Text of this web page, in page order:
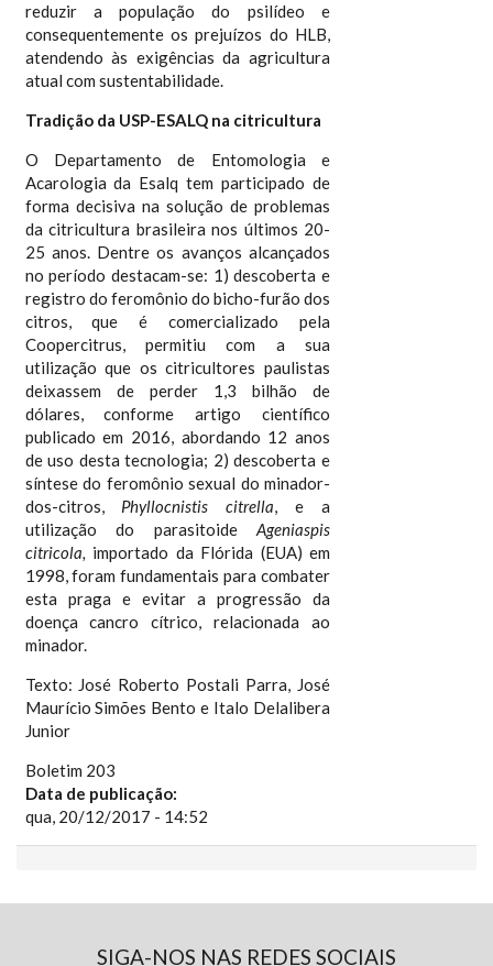
reduzir a população do psilídeo e
consequentemente os prejuízos do HLB,
atendendo às exigências da agricultura
atual com sustentabilidade.
Tradição da USP-ESALQ na citricultura
O Departamento de Entomologia e
Acarologia da Esalq tem participado de
forma decisiva na solução de problemas
da citricultura brasileira nos últimos 20-
25 anos. Dentre os avanços alcançados
no período destacam-se: 1) descoberta e
registro do feromônio do bicho-furão dos
citros, que é comercializado pela
Coopercitrus, permitiu com a sua
utilização que os citricultores paulistas
deixassem de perder 1,3 bilhão de
dólares, conforme artigo científico
publicado em 2016, abordando 12 anos
de uso desta tecnologia; 2) descoberta e
síntese do feromônio sexual do minador-
dos-citros, Phyllocnistis citrella, e a
utilização do parasitoideAgeniaspis
citricola, importado da Flórida (EUA) em
1998, foram fundamentais para combater
esta praga e evitar a progressão da
doença cancro cítrico, relacionada ao
minador.
Texto: José Roberto Postali Parra, José
Maurício Simões Bento e Italo Delalibera
Junior
Boletim 203
Data de publicação:
qua, 20/12/2017 - 14:52
SIGA-NOS NAS REDES SOCIAIS